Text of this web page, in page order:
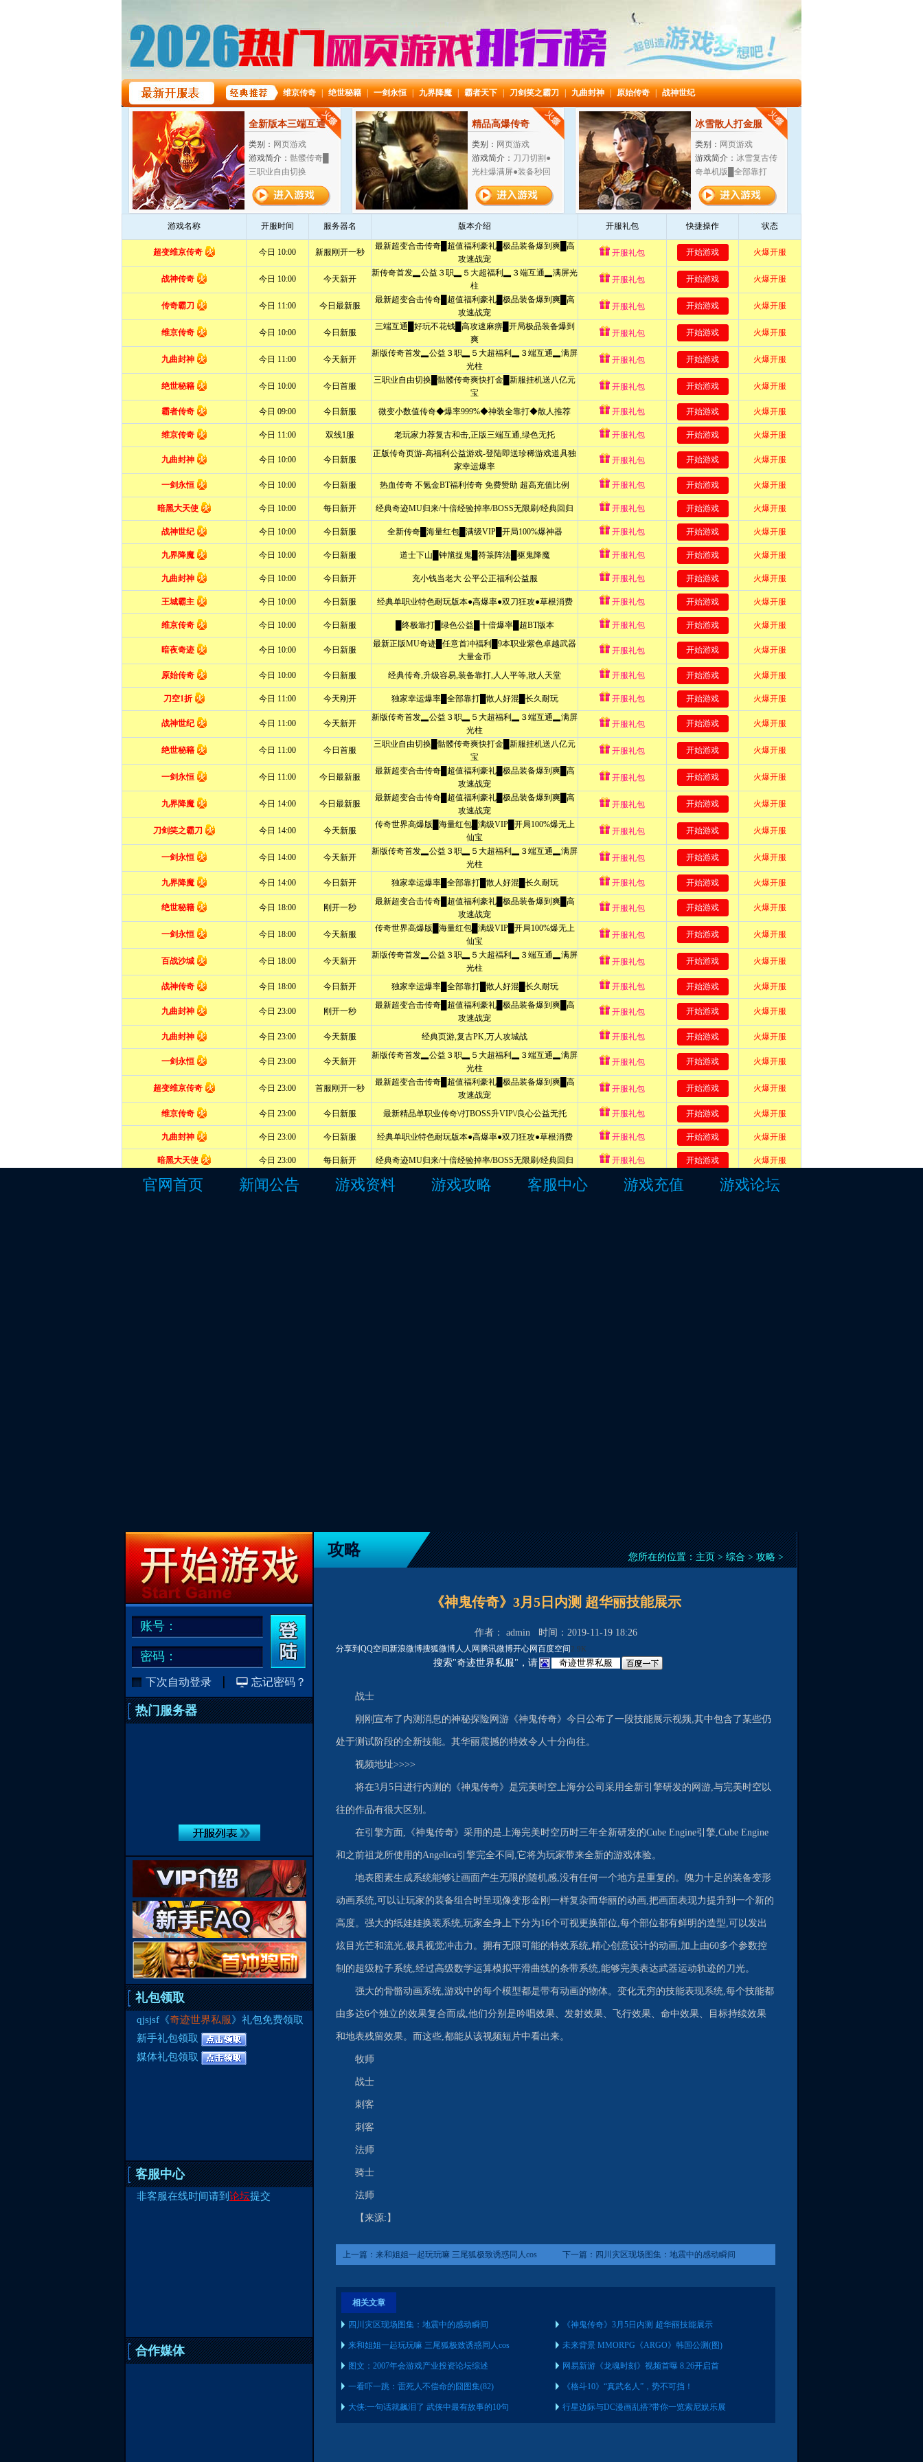
官网首页 新闻公告 游戏资料 游戏攻略 客服中心 游戏充值 游戏论坛
账号：
密码：
下次自动登录 忘记密码？
热门服务器
礼包领取
qjsjsf《奇迹世界私服》礼包免费领取
新手礼包领取
媒体礼包领取
客服中心
非客服在线时间请到 论坛提交
合作媒体
攻略 您所在的位置：主页>综合>攻略>
《神鬼传奇》3月5日内测 超华丽技能展示
作者： admin 时间：2019-11-19 18:26
分享到 QQ空间新浪微博搜狐微博人人网 腾讯微博开心网百度空间2.9K
搜索"奇迹世界私服"，请
战士
刚刚宣布了内测消息的神秘探险网游《神鬼传奇》今日公布了一段技能展示视频,其中包含了某些仍
处于测试阶段的全新技能。其华丽震撼的特效令人十分向往。
视频地址>>>>
将在3月5日进行内测的《神鬼传奇》是完美时空上海分公司采用全新引擎研发的网游,与完美时空以
往的作品有很大区别。
在引擎方面,《神鬼传奇》采用的是上海完美时空历时三年全新研发的Cube Engine引擎,Cube Engine
和之前祖龙所使用的Angelica引擎完全不同,它将为玩家带来全新的游戏体验。
地表图素生成系统能够让画面产生无限的随机感,没有任何一个地方是重复的。魄力十足的装备变形
动画系统,可以让玩家的装备组合时呈现像变形金刚一样复杂而华丽的动画,把画面表现力提升到一个新的
高度。强大的纸娃娃换装系统,玩家全身上下分为16个可视更换部位,每个部位都有鲜明的造型,可以发出
炫目光芒和流光,极具视觉冲击力。拥有无限可能的特效系统,精心创意设计的动画,加上由60多个参数控
制的超级粒子系统,经过高级数学运算模拟平滑曲线的条带系统,能够完美表达武器运动轨迹的刀光。
强大的骨骼动画系统,游戏中的每个模型都是带有动画的物体。变化无穷的技能表现系统,每个技能都
由多达6个独立的效果复合而成,他们分别是吟唱效果、发射效果、飞行效果、命中效果、目标持续效果
和地表残留效果。而这些,都能从该视频短片中看出来。
牧师
战士
刺客
刺客
法师
骑士
法师
【来源:】
上一篇： 来和姐姐一起玩玩嘛 三尾狐极致诱惑同人cos 下一篇： 四川灾区现场图集：地震中的感动瞬间
相关文章
四川灾区现场图集：地震中的感动瞬间 《神鬼传奇》3月5日内测 超华丽技能展示
来和姐姐一起玩玩嘛 三尾狐极致诱惑同人cos 未来背景 MMORPG《ARGO》韩国公测(图)
图文：2007年会游戏产业投资论坛综述 网易新游《龙魂时刻》视频首曝 8.26开启首
一看吓一跳：雷死人不偿命的囧图集(82) 《格斗10》“真武名人”，势不可挡！
大侠:一句话就飙泪了 武侠中最有故事的10句 行星边际与DC漫画乱搭?带你一览索尼娱乐展